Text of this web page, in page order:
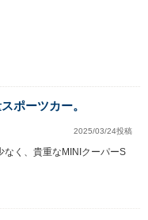
ポーツカー。
2025/03/24投稿
なく、貴重なMINIクーパーS